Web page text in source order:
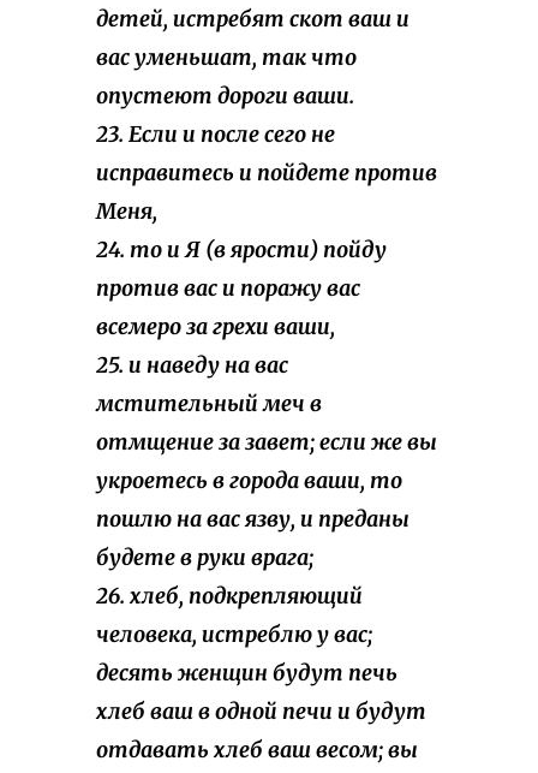
детей, истребят скот ваш и
вас уменьшат, так что
опустеют дороги ваши.
23. Если и после сего не
исправитесь и пойдете против
Меня,
24. то и Я (в ярости) пойду
против вас и поражу вас
всемеро за грехи ваши,
25. и наведу на вас
мстительный меч в
отмщение за завет; если же вы
укроетесь в города ваши, то
пошлю на вас язву, и преданы
будете в руки врага;
26. хлеб, подкрепляющий
человека, истреблю у вас;
десять женщин будут печь
хлеб ваш в одной печи и будут
отдавать хлеб ваш весом; вы